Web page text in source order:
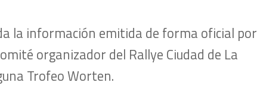
la información emitida de forma oficial por
organizador del Rallye Ciudad de La
Trofeo Worten.